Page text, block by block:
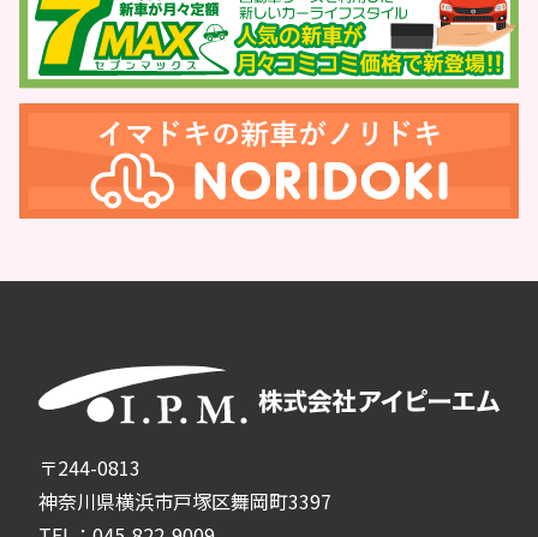
〒244-0813
神奈川県横浜市戸塚区舞岡町3397